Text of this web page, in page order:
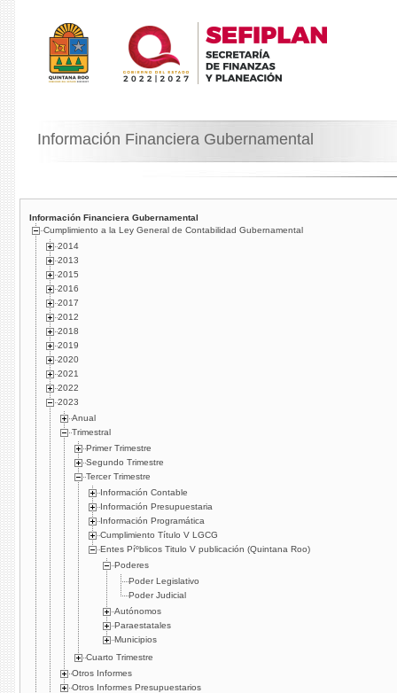
Información Financiera Gubernamental
Información Financiera Gubernamental
Cumplimiento a la Ley General de Contabilidad Gubernamental
2014
2013
2015
2016
2017
2012
2018
2019
2020
2021
2022
2023
Anual
Trimestral
Primer Trimestre
Segundo Trimestre
Tercer Trimestre
Información Contable
Información Presupuestaria
Información Programática
Cumplimiento Tí­tulo V LGCG
Entes Píºblicos Titulo V publicación (Quintana Roo)
Poderes
Poder Legislativo
Poder Judicial
Autónomos
Paraestatales
Municipios
Cuarto Trimestre
Otros Informes
Otros Informes Presupuestarios